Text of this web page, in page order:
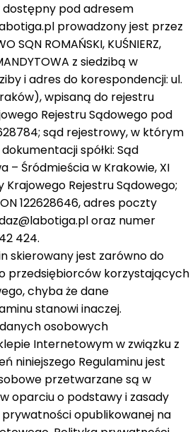
dostępny pod adresem
prowadzony jest przez
SQN ROMAŃSKI, KUŚNIERZ,
z siedzibą w
i adres do korespondencji: ul.
wpisaną do rejestru
Rejestru Sądowego pod
sąd rejestrowy, w którym
spółki: Sąd
– Śródmieścia w Krakowie, XI
Krajowego Rejestru Sądowego;
122628646, adres poczty
oraz numer
424.
skierowany jest zarówno do
przedsiębiorców korzystających
chyba że dane
stanowi inaczej.
osobowych
Internetowym w związku z
niniejszego Regulaminu jest
przetwarzane są w
oparciu o podstawy i zasady
opublikowanej na